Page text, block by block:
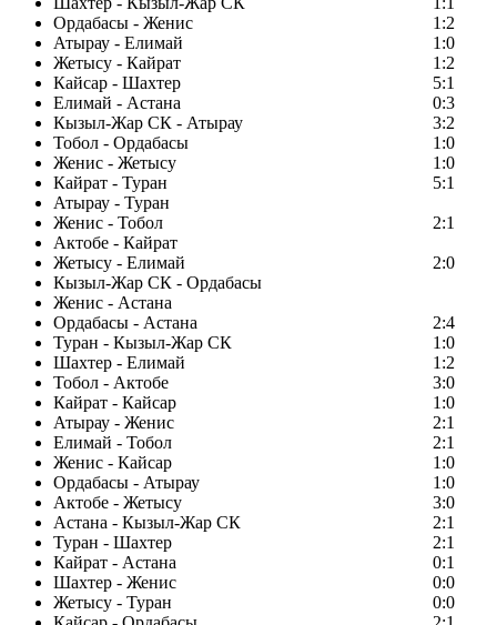
Ордабасы - Женис
1:2
Атырау - Елимай
1:0
Жетысу - Кайрат
1:2
Кайсар - Шахтер
5:1
Елимай - Астана
0:3
Кызыл-Жар СК - Атырау
3:2
Тобол - Ордабасы
1:0
Женис - Жетысу
1:0
Кайрат - Туран
5:1
Атырау - Туран
Женис - Тобол
2:1
Актобе - Кайрат
Жетысу - Елимай
2:0
Кызыл-Жар СК - Ордабасы
Женис - Астана
Ордабасы - Астана
2:4
Туран - Кызыл-Жар СК
1:0
Шахтер - Елимай
1:2
Тобол - Актобе
3:0
Кайрат - Кайсар
1:0
Атырау - Женис
2:1
Елимай - Тобол
2:1
Женис - Кайсар
1:0
Ордабасы - Атырау
1:0
Актобе - Жетысу
3:0
Астана - Кызыл-Жар СК
2:1
Туран - Шахтер
2:1
Кайрат - Астана
0:1
Шахтер - Женис
0:0
Жетысу - Туран
0:0